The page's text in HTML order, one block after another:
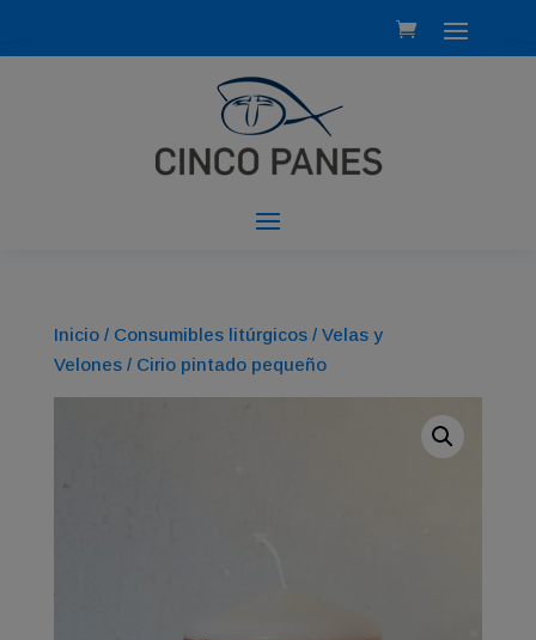
Inicio/ Consumibles litúrgicos/ Velas y
Velones/ Cirio pintado pequeño